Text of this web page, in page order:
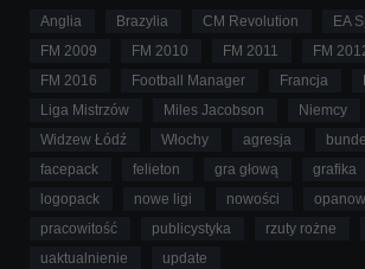
Anglia Brazylia CM Revolution EA
FM 2009
FM 2010 FM 2011 FM
FM 2016
Football Manager Francja
Liga Mistrzów
Miles Jacobson Niemcy
Widzew Łódź
Włochy agresja
facepack
felieton gra głową grafika
logopack
nowe ligi nowości
pracowitość
publicystyka rzuty rożne
uaktualnienie
update